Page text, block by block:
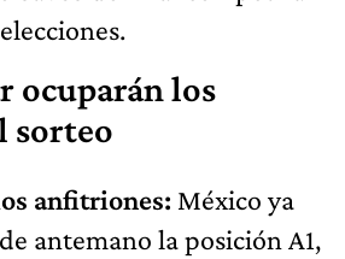
ocuparán los
sorteo
anfitriones: México ya
antemano la posición A1,